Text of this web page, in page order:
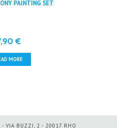
PAINTING SET
€
MORE
- VIA BUZZI, 2 - 20017 RHO